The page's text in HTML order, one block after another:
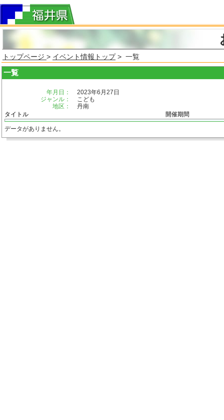
トップページ > イベント情報トップ> 一覧
一覧
年月日：
2023年6月27日
ジャンル：
こども
地区：
丹南
タイトル
開催期間
データがありません。